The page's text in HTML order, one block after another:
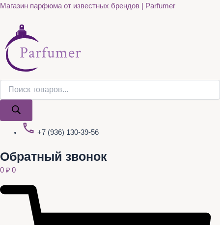
Перейти
содержимому
Магазин парфюма от известных брендов | Parfumer
Поиск
+7 (936) 130-39-56
Обратный звонок
0 ₽ 0
Поиск
Quantity